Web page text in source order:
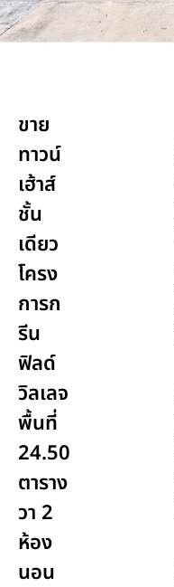
ขาย
ทาวน์
เฮ้าส์
ชั้น
เดียว
โครง
การก
รีน
ฟิลด์
วิลเลจ
พื้นที่
24.50
ตาราง
วา 2
ห้อง
นอน